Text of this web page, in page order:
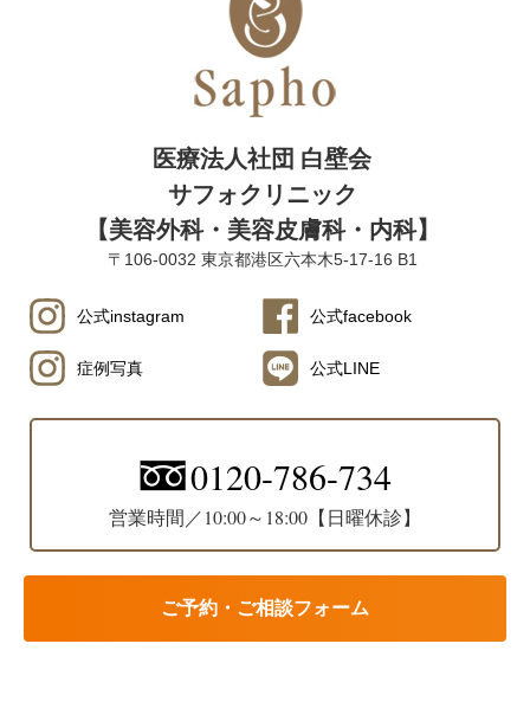
医療法人社団 白壁会
サフォクリニック
【美容外科・美容皮膚科・内科】
〒106-0032 東京都港区六本木5-17-16 B1
公式instagram 公式facebook
症例写真 公式LINE
0120-786-734
営業時間／10:00～18:00【日曜休診】
ご予約・ご相談フォーム